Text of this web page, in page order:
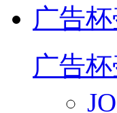
广告
广告